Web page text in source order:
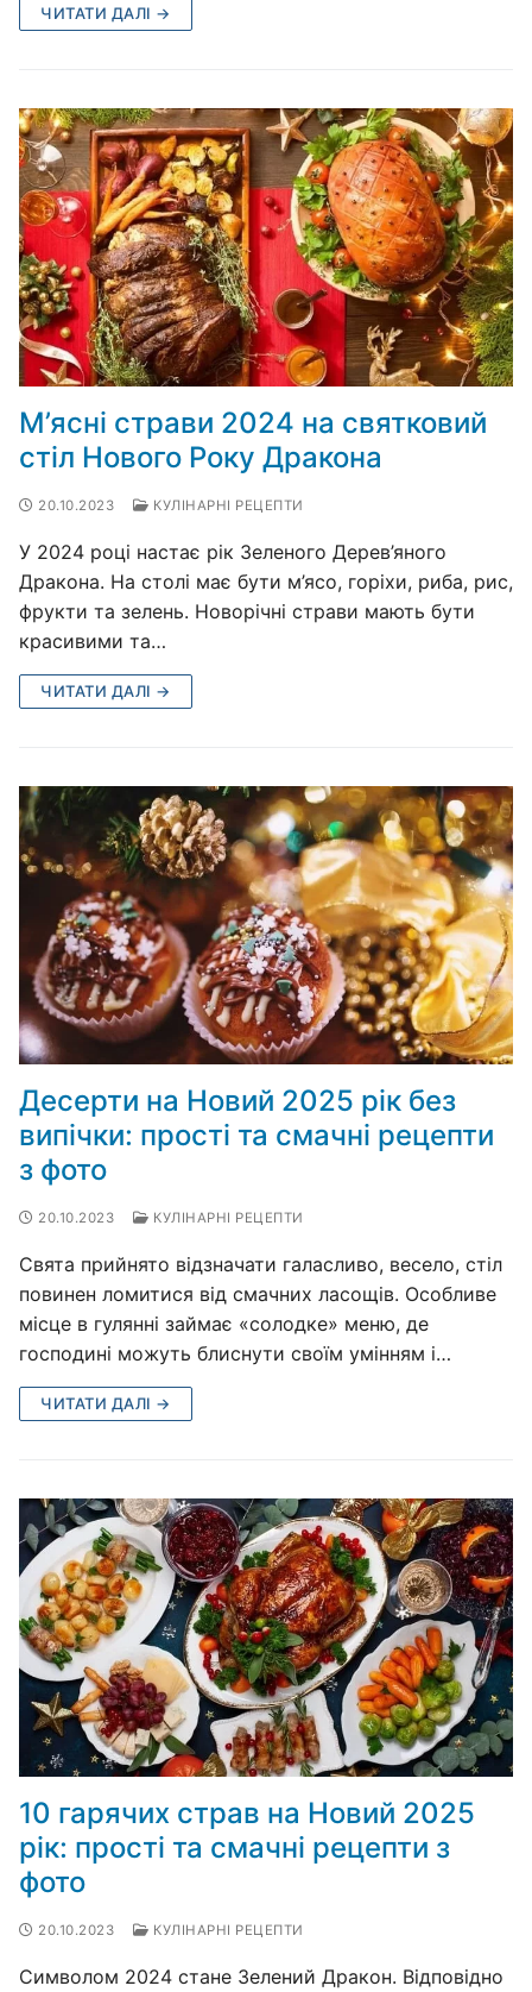
ЧИТАТИ ДАЛІ →
М’ясні страви 2024 на святковий
стіл Нового Року Дракона
20.10.2023 КУЛІНАРНІ РЕЦЕПТИ
У 2024 році настає рік Зеленого Дерев’яного
Дракона. На столі має бути м’ясо, горіхи, риба, рис,
фрукти та зелень. Новорічні страви мають бути
красивими та…
ЧИТАТИ ДАЛІ →
Десерти на Новий 2025 рік без
випічки: прості та смачні рецепти
з фото
20.10.2023 КУЛІНАРНІ РЕЦЕПТИ
Свята прийнято відзначати галасливо, весело, стіл
повинен ломитися від смачних ласощів. Особливе
місце в гулянні займає «солодке» меню, де
господині можуть блиснути своїм умінням і…
ЧИТАТИ ДАЛІ →
10 гарячих страв на Новий 2025
рік: прості та смачні рецепти з
фото
20.10.2023 КУЛІНАРНІ РЕЦЕПТИ
Символом 2024 стане Зелений Дракон. Відповідно